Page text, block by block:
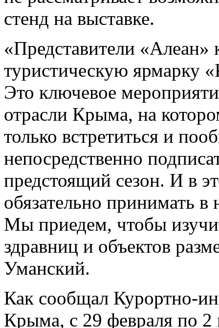
стенд на выставке.
«Представители
туристическую ярмарку
Это ключевое
отрасли Крыма, на
только встретиться и
непосредственно
предстоящий сезон. И в
обязательно принимать в
Мы приедем, чтобы
здравниц и объектов
Уманский.
Как сообщал Курортно-
Крыма, с 29 февраля по 2